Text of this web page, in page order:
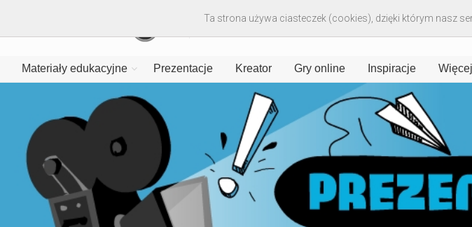
Materiały edukacyjne Prezentacje Kreator Gry online Inspiracje Więcej
Ta strona używa ciasteczek (cookies), dzięki którym nasz